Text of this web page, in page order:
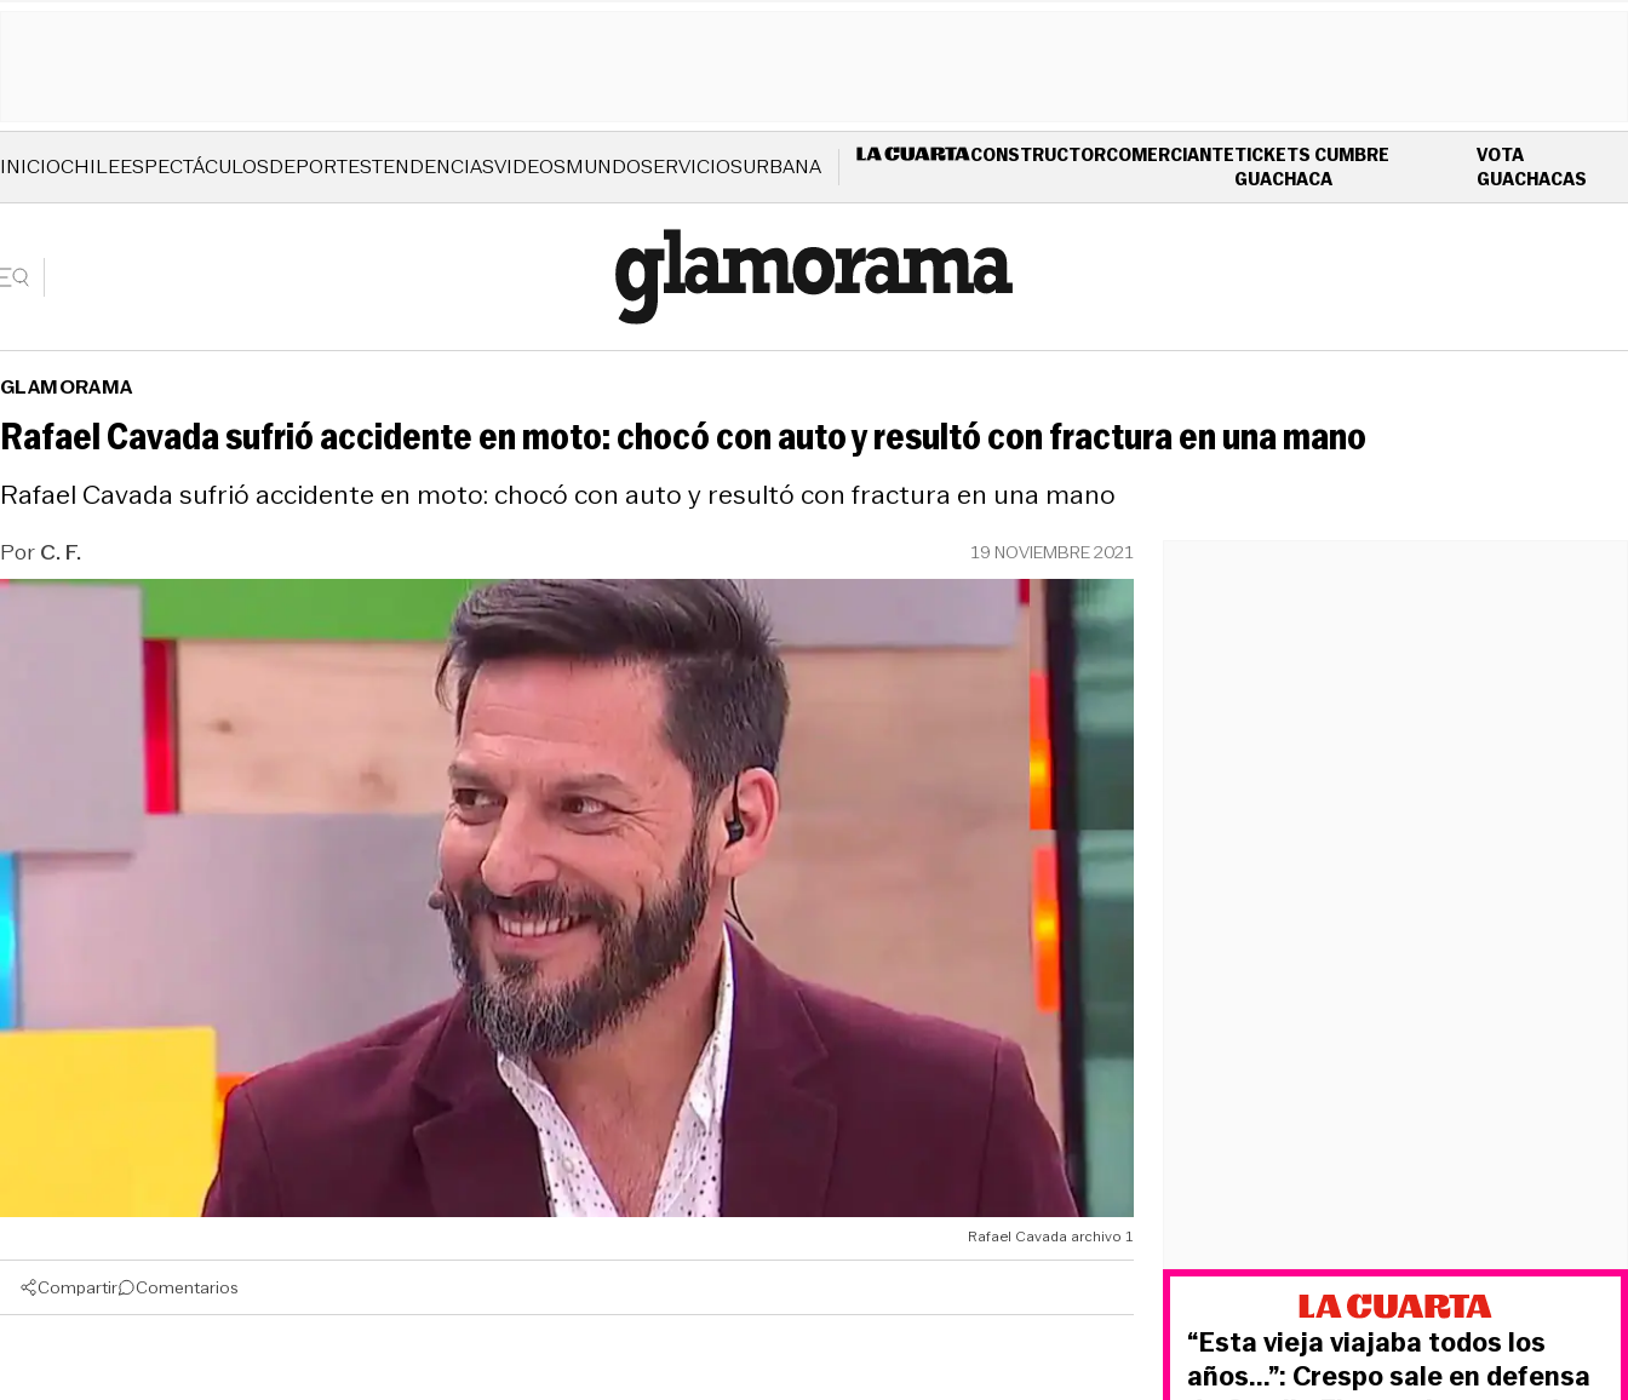
INICIOCHILEESPECTÁCULOSDEPORTESTENDENCIASVIDEOSMUNDOSERVICIOSURBANA CONSTRUCTORCOMERCIANTETICKETS CUMBRE
GUACHACAOPENS IN NEW WINDOW
VOTA
GUACHACAS
GLAMORAMA
Rafael Cavada sufrió accidente en moto: chocó con auto y resultó con fractura en una mano
Rafael Cavada sufrió accidente en moto: chocó con auto y resultó con fractura en una mano
PorC. F. 19 NOVIEMBRE 2021
Rafael Cavada archivo 1
Compartir Comentarios
“Esta vieja viajaba todos los
años...”: Crespo sale en defensa